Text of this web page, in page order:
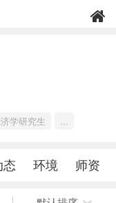
学研究生 ...
环境 师资